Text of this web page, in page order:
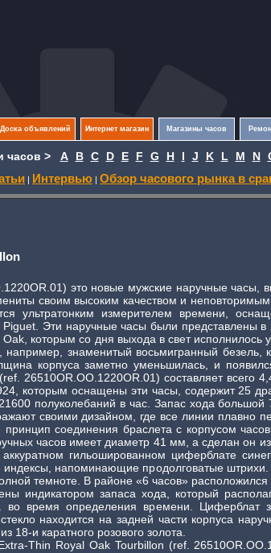
Доска объявлений Интернет магазин Магазины часов
часов > A B C D E F G H I J K L M N
| Интервью | Обзор часового рынка в
это новые мужские наручные
своим высоким качеством и
ультратонким измерителем времени,
Эти наручные часы были представлены
которым со дня выхода в свет
знаменитый восьмигранный
корпуса заметно уменьшилась, и
26510OR.OO.1220OR.01) составляет
которым оснащены эти часы, содержит 25
полуколебаний в час. Запас хода
своими дизайном, где все линии плавно
соединения браслета с корпусом
часов имеет диаметр 41 мм, а сделан он
гильошированном циферблате
индексы, напоминающие продолговатые
темноте. В районе «6 часов»
индикатором запаса хода, который
время определения времени. Циферблат
находится на задней части корпуса
18-и каратного розового золота.
Thin Royal Oak Tourbillon (ref.